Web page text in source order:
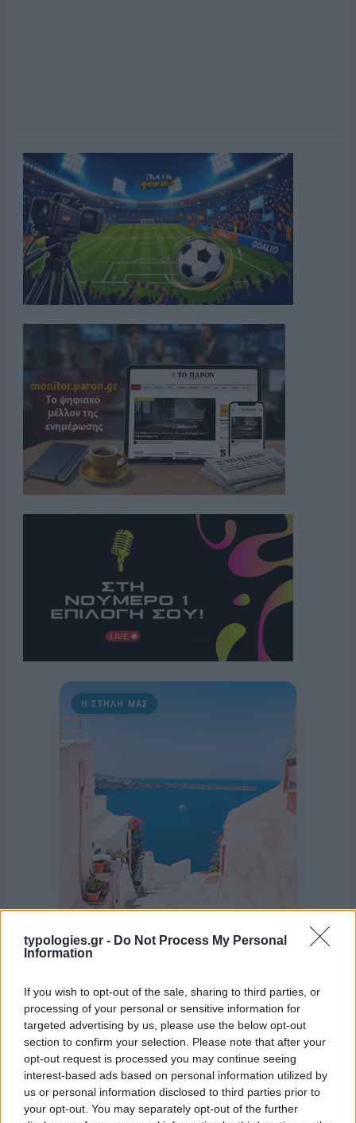
typologies.gr - Do Not Process My Personal
Information
If you wish to opt-out of the sale, sharing to third parties, or
processing of your personal or sensitive information for
targeted advertising by us, please use the below opt-out
section to confirm your selection. Please note that after your
opt-out request is processed you may continue seeing
interest-based ads based on personal information utilized by
us or personal information disclosed to third parties prior to
your opt-out. You may separately opt-out of the further
Η ΣΤΗΛΗ ΜΑΣ
της Ζωής μας
Οι άνθρωποι, οι αυθεντικές ιστορίες,
το ελληνικό καλοκαίρι και ένας
πολιτισμός που μας ενώνει κάθε μέρα.
ΟΣΑ ΧΡΕΙΑΖΕΣΑΙ